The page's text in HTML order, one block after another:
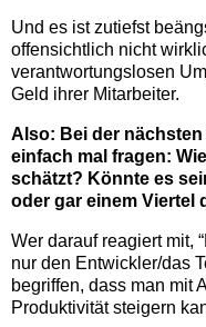
Und es ist zutiefst
offensichtlich nicht
verantwortungslosen
Geld ihrer Mitarbeiter.
Also: Bei der
einfach mal fragen:
schätzt? Könnte es
oder gar einem Viertel
Wer darauf reagiert mit,
nur den Entwickler/das
begriffen, dass man mit
Produktivität steigern